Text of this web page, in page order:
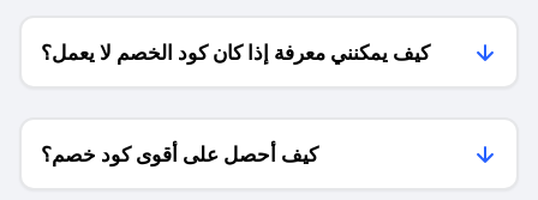
كيف يمكنني معرفة إذا كان كود الخصم لا يعمل؟
كيف أحصل على أقوى كود خصم؟